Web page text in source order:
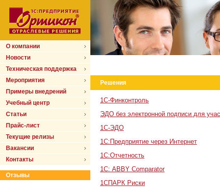
О компании
Новости
Техническая поддержка
Мероприятия
Примеры внедрений
Учебный центр
Статьи
Прайс-лист
Текущие релизы
Вакансии
Контакты
Отзывы
Решения
1С-Финконтроль
ЭДО без электронной подписи для
1С-ЭДО
1С:Предприятие через Интернет
1С:Отчетность
1С: ABBY Comparator
1СПАРК Риски